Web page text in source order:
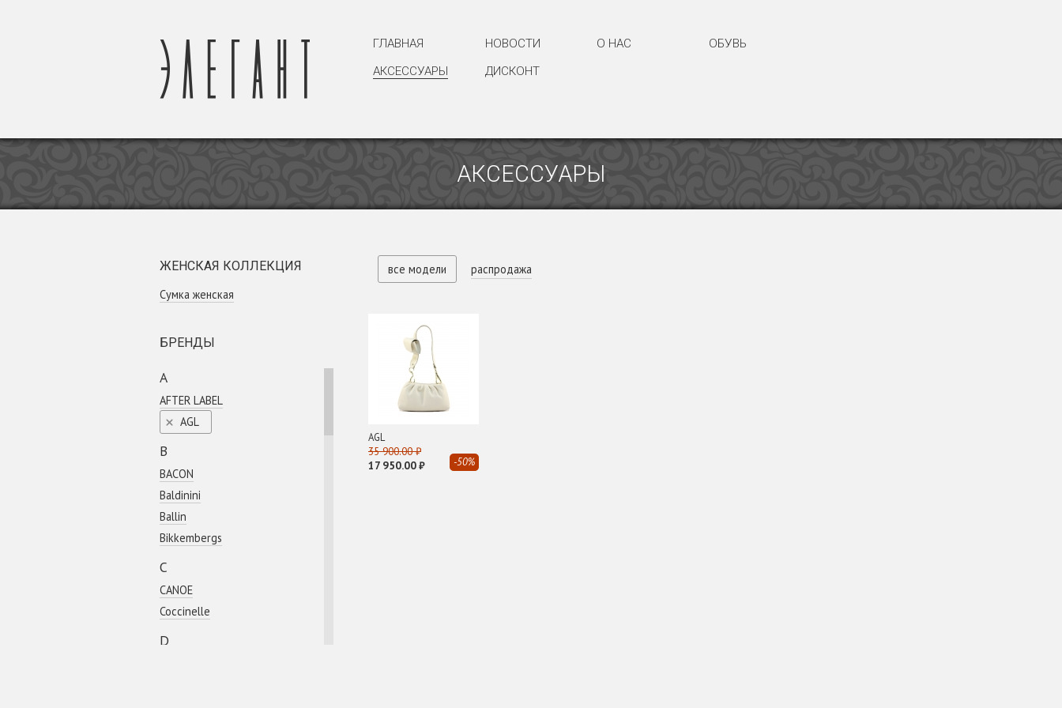
ГЛАВНАЯ НОВОСТИ О НАС
ОБУВЬ
АКСЕССУАРЫ
ДИСКОНТ
АКСЕССУАРЫ
ЖЕНСКАЯ КОЛЛЕКЦИЯ
Сумка женская
БРЕНДЫ
A
AFTER LABEL
AGL
B
BACON
Baldinini
Ballin
Bikkembergs
C
CANOE
Coсcinelle
D
все модели распродажа
AGL
35 900.00 ₽
17 950.00 ₽
-50%